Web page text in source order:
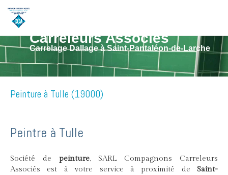
Carreleurs Associés
Carrelage Dallage à Saint-Pantaléon-de-Larche
Peinture à Tulle (19000)
Peintre à Tulle
Société de peinture, SARL Compagnons Carreleurs
Associés est à votre service à proximité de Saint-